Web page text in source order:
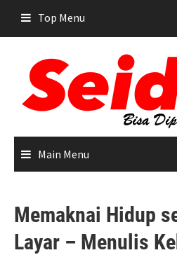
content
Top Menu
Main Menu
Memaknai Hidup
Layar – Menulis